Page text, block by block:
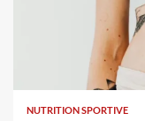
NUTRITION SPORTIVE